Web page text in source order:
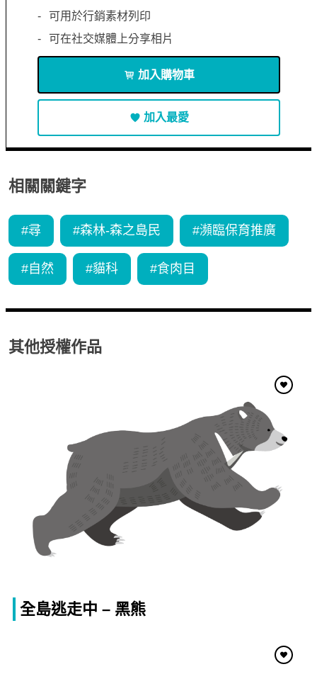
可用於行銷素材列印
可在社交媒體上分享相片
加入購物車
加入最愛
相關關鍵字
#尋 #森林-森之島民 #瀕臨保育推廣
# 自然 #貓科 #食肉目
其他授權作品
全島逃走中 – 黑熊